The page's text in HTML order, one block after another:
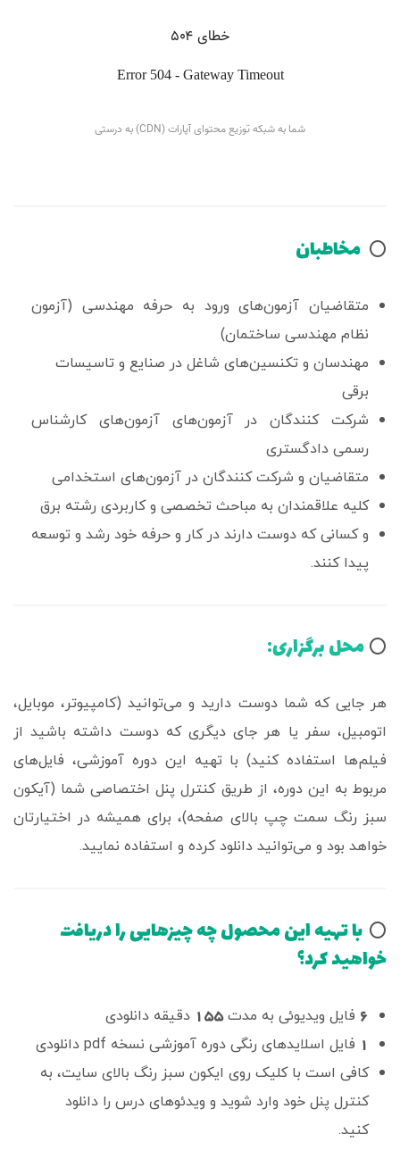
⭕️ مخاطبان
متقاضیان آزمون‌های ورود به حرفه مهندسی (آزمون
نظام مهندسی ساختمان)
مهندسان و تکنسین‌های شاغل در صنایع و تاسیسات
برقی
شرکت کنندگان در آزمون‌های آزمون‌های کارشناس
رسمی دادگستری
متقاضیان و شرکت کنندگان در آزمون‌های استخدامی
کلیه علاقمندان به مباحث تخصصی و کاربردی رشته برق
و کسانی که دوست دارند در کار و حرفه خود رشد و توسعه
پیدا کنند.
⭕️ محل برگزاری:
هر جایی که شما دوست دارید و می‌توانید (کامپیوتر، موبایل،
اتومبیل، سفر یا هر جای دیگری که دوست داشته باشید از
فیلم‌ها استفاده کنید) با تهیه این دوره آموزشی، فایل‌های
مربوط به این دوره، از طریق کنترل پنل اختصاصی شما (آیکون
سبز رنگ سمت چپ بالای صفحه)، برای همیشه در اختیارتان
خواهد بود و می‌توانید دانلود کرده و استفاده نمایید.
⭕️ با تهیه این محصول چه چیزهایی را دریافت
خواهید کرد؟
6 فایل ویدیوئی به مدت155 دقیقه دانلودی
1 فایل اسلایدهای رنگی دوره آموزشی نسخه pdf دانلودی
کافی است با کلیک روی ایکون سبز رنگ بالای سایت، به
کنترل پنل خود وارد شوید و ویدئوهای درس را دانلود
کنید.